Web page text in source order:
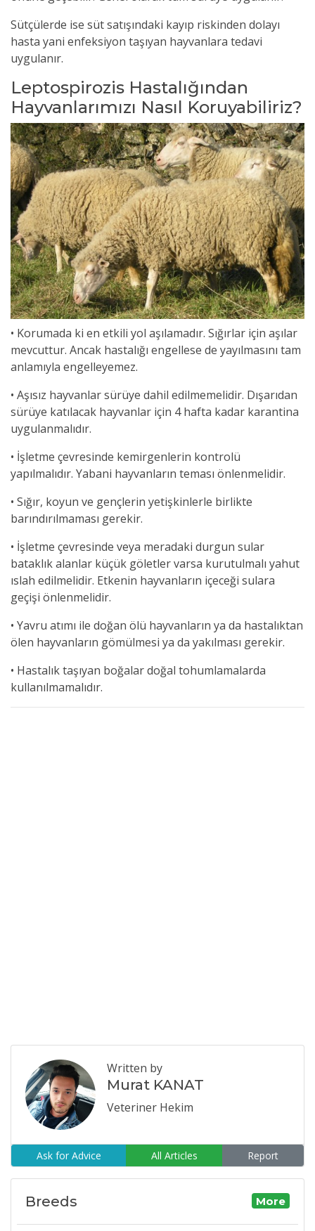
Sütçülerde ise süt satışındaki kayıp riskinden dolayı
hasta yani enfeksiyon taşıyan hayvanlara tedavi
uygulanır.
Leptospirozis Hastalığından
Hayvanlarımızı Nasıl Koruyabiliriz?
• Korumada ki en etkili yol aşılamadır. Sığırlar için aşılar
mevcuttur. Ancak hastalığı engellese de yayılmasını tam
anlamıyla engelleyemez.
• Aşısız hayvanlar sürüye dahil edilmemelidir. Dışarıdan
sürüye katılacak hayvanlar için 4 hafta kadar karantina
uygulanmalıdır.
• İşletme çevresinde kemirgenlerin kontrolü
yapılmalıdır. Yabani hayvanların teması önlenmelidir.
• Sığır, koyun ve gençlerin yetişkinlerle birlikte
barındırılmaması gerekir.
• İşletme çevresinde veya meradaki durgun sular
bataklık alanlar küçük göletler varsa kurutulmalı yahut
ıslah edilmelidir. Etkenin hayvanların içeceği sulara
geçişi önlenmelidir.
• Yavru atımı ile doğan ölü hayvanların ya da hastalıktan
ölen hayvanların gömülmesi ya da yakılması gerekir.
• Hastalık taşıyan boğalar doğal tohumlamalarda
kullanılmamalıdır.
Written by
Murat KANAT
Veteriner Hekim
Ask for Advice All Articles Report
Breeds More